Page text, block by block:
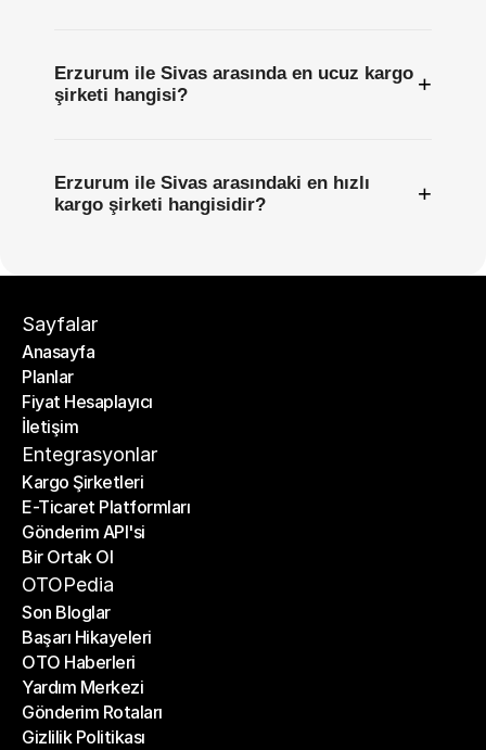
Erzurum ile Sivas arasında en ucuz kargo
şirketi hangisi?
+
Erzurum ile Sivas arasındaki en hızlı
kargo şirketi hangisidir?
+
Sayfalar
Anasayfa
Anasayfa
Planlar
Planlar
Fiyat Hesaplayıcı
Fiyat Hesaplayıcı
İletişim
İletişim
Entegrasyonlar
Kargo Şirketleri
Kargo Şirketleri
E-Ticaret Platformları
E-Ticaret Platformları
Gönderim API'si
Gönderim API'si
Bir Ortak Ol
Bir Ortak Ol
OTOPedia
Son Bloglar
Son Bloglar
Başarı Hikayeleri
Başarı Hikayeleri
OTO Haberleri
OTO Haberleri
Yardım Merkezi
Yardım Merkezi
Gönderim Rotaları
Gönderim Rotaları
Gizlilik Politikası